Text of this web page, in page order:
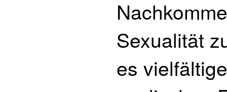
Sexualität
es